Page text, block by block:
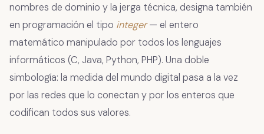
nombres de dominio y la jerga técnica, designa también
en programación el tipo integer— el entero
matemático manipulado por todos los lenguajes
informáticos (C, Java, Python, PHP). Una doble
simbología: la medida del mundo digital pasa a la vez
por las redes que lo conectan y por los enteros que
codifican todos sus valores.